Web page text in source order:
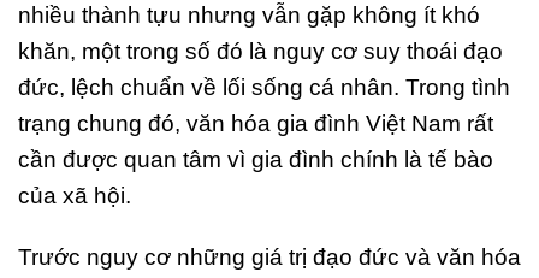
nhiều thành tựu nhưng vẫn gặp không ít khó
khăn, một trong số đó là nguy cơ suy thoái đạo
đức, lệch chuẩn về lối sống cá nhân. Trong tình
trạng chung đó, văn hóa gia đình Việt Nam rất
cần được quan tâm vì gia đình chính là tế bào
của xã hội.
Trước nguy cơ những giá trị đạo đức và văn hóa